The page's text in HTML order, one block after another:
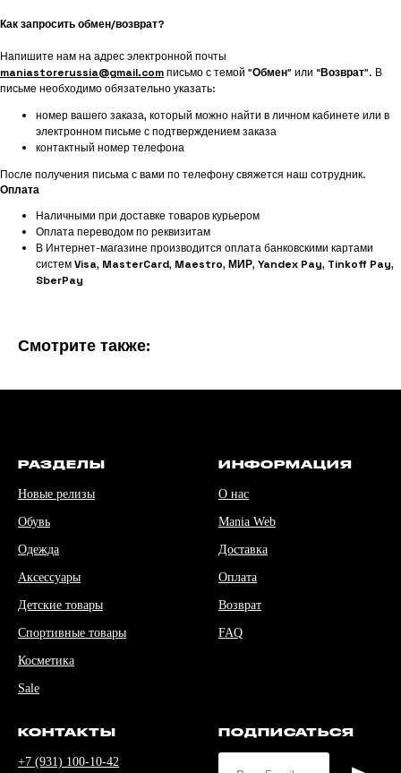
Как запросить обмен/возврат?
Напишите нам на адрес электронной почты
maniastorerussia@gmail.comписьмо с темой "Обмен" или “Возврат”. В
письме необходимо обязательно указать:
номер вашего заказа, который можно найти в личном кабинете или в
электронном письме с подтверждением заказа
контактный номер телефона
После получения письма с вами по телефону свяжется наш сотрудник.
Оплата
Наличными при доставке товаров курьером
Оплата переводом по реквизитам
В Интернет-магазине производится оплата банковскими картами
системVisa, MasterCard, Maestro, МИР, Yandex Pay, Tinkoff Pay,
SberPay
Смотрите также:
РАЗДЕЛЫ
Новые релизы
Обувь
Одежда
Аксессуары
Детские товары
Спортивные товары
Косметика
Sale
ИНФОРМАЦИЯ
О нас
Mania Web
Доставка
Оплата
Возврат
FAQ
КОНТАКТЫ
+7 (931) 100-10-42
ПОДПИСАТЬСЯ